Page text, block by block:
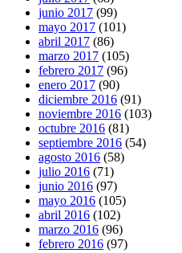
junio 2017 (99)
mayo 2017 (101)
abril 2017 (86)
marzo 2017 (105)
febrero 2017 (96)
enero 2017 (90)
diciembre 2016 (91)
noviembre 2016 (103)
octubre 2016 (81)
septiembre 2016 (54)
agosto 2016 (58)
julio 2016 (71)
junio 2016 (97)
mayo 2016 (105)
abril 2016 (102)
marzo 2016 (96)
febrero 2016 (97)